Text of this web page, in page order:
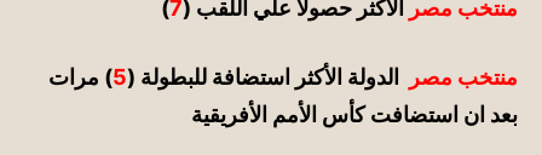
منتخب مصر لأكثر حصولاً علي اللقب (7
)
منتخب مصر الدولة الأكثر استضافة للبطولة (5) مرات
بعد ان استضافت كأس الأمم الأفريقية